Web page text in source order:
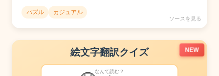
パズル カジュアル
ソースを見る
NEW